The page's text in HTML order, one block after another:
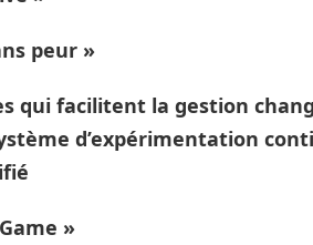
peur »
qui facilitent la gestion
d’expérimentation
»